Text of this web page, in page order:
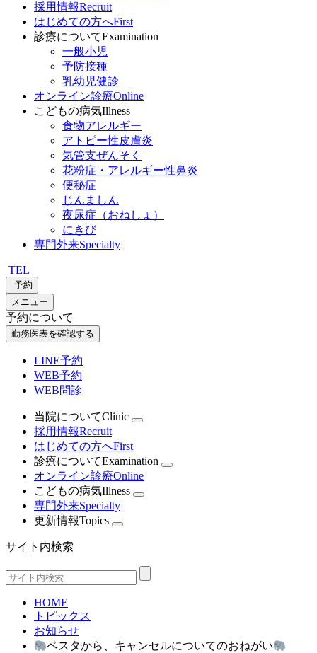
採用情報Recruit
はじめての方へFirst
診療についてExamination
一般小児
予防接種
乳幼児健診
オンライン診療Online
こどもの病気Illness
食物アレルギー
アトピー性皮膚炎
気管支ぜんそく
花粉症・アレルギー性鼻炎
便秘症
じんましん
夜尿症（おねしょ）
にきび
専門外来Specialty
TEL
予約
メニュー
予約について
勤務医表を確認する
LINE予約
WEB予約
WEB問診
当院についてClinic
採用情報Recruit
はじめての方へFirst
診療についてExamination
オンライン診療Online
こどもの病気Illness
専門外来Specialty
更新情報Topics
サイト内検索
HOME
トピックス
お知らせ
ベスタから、キャンセルについてのおねがい